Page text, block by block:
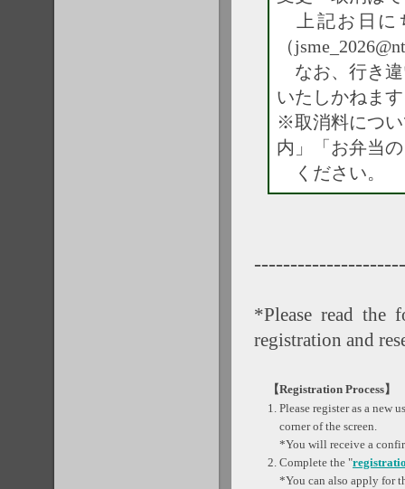
上記お日に
（
なお、行き違
いたしかねま
※取消料につ
内」「お弁当
ください。
*Please read the
registration and
【Registration Process】
1. Please register as a new
corner of the screen.
*You will receive a
2. Complete the "
*You can also apply for